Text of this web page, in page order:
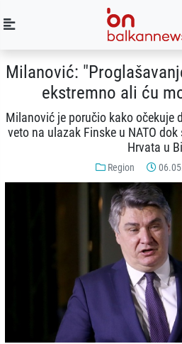
Milanović:
ekstremno ali ću
Milanović je poručio kako očekuje
veto na ulazak Finske u NATO
Hrvata u
Region